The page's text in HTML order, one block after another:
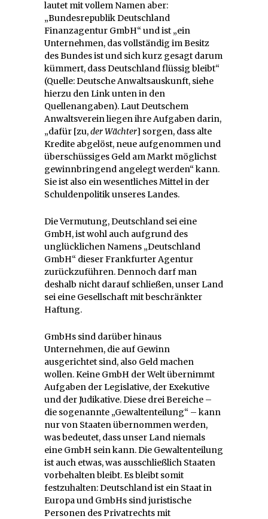
lautet mit vollem Namen aber:
„Bundesrepublik Deutschland
Finanzagentur GmbH“ und ist „ein
Unternehmen, das vollständig im Besitz
des Bundes ist und sich kurz gesagt darum
kümmert, dass Deutschland flüssig bleibt“
(Quelle: Deutsche Anwaltsauskunft, siehe
hierzu den Link unten in den
Quellenangaben). Laut Deutschem
Anwaltsverein liegen ihre Aufgaben darin,
„dafür [zu,der Wächter] sorgen, dass alte
Kredite abgelöst, neue aufgenommen und
überschüssiges Geld am Markt möglichst
gewinnbringend angelegt werden“ kann.
Sie ist also ein wesentliches Mittel in der
Schuldenpolitik unseres Landes.
Die Vermutung, Deutschland sei eine
GmbH, ist wohl auch aufgrund des
unglücklichen Namens „Deutschland
GmbH“ dieser Frankfurter Agentur
zurückzuführen. Dennoch darf man
deshalb nicht darauf schließen, unser Land
sei eine Gesellschaft mit beschränkter
Haftung.
GmbHs sind darüber hinaus
Unternehmen, die auf Gewinn
ausgerichtet sind, also Geld machen
wollen. Keine GmbH der Welt übernimmt
Aufgaben der Legislative, der Exekutive
und der Judikative. Diese drei Bereiche –
die sogenannte „Gewaltenteilung“ – kann
nur von Staaten übernommen werden,
was bedeutet, dass unser Land niemals
eine GmbH sein kann. Die Gewaltenteilung
ist auch etwas, was ausschließlich Staaten
vorbehalten bleibt. Es bleibt somit
festzuhalten: Deutschland ist ein Staat in
Europa und GmbHs sind juristische
Personen des Privatrechts mit